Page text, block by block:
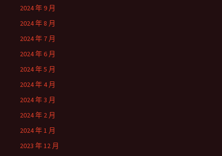
2024 年 9 月
2024 年 8 月
2024 年 7 月
2024 年 6 月
2024 年 5 月
2024 年 4 月
2024 年 3 月
2024 年 2 月
2024 年 1 月
2023 年 12 月